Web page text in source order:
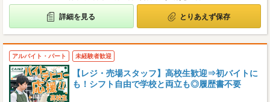
詳細を見る とりあえず保存
アルバイト・パート 未経験者歓迎
【レジ・売場スタッフ】高校生歓迎⇒初バイトに
も！シフト自由で学校と両立も◎履歴書不要